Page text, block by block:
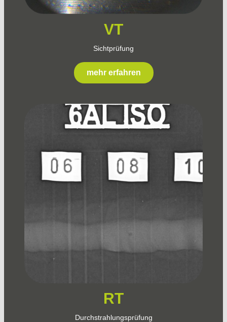
VT
Sichtprüfung
mehr erfahren
RT
Durchstrahlungsprüfung